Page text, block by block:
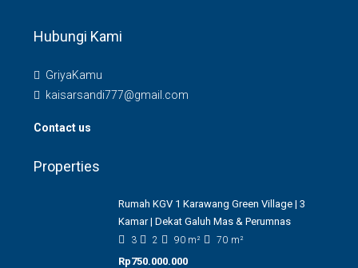
Hubungi Kami
GriyaKamu
kaisarsandi777@gmail.com
Contact us
Properties
Rumah KGV 1 Karawang Green Village | 3
Kamar | Dekat Galuh Mas & Perumnas
3 2 90 m² 70 m²
Rp750.000.000